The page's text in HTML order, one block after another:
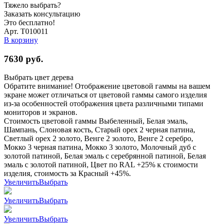
Тяжело выбрать?
Заказать консультацию
Это бесплатно!
Арт. Т010011
В корзину
7630 руб.
Выбрать цвет дерева
Обратите внимание! Отображение цветовой гаммы на вашем
экране может отличаться от цветовой гаммы самого изделия
из-за особенностей отображения цвета различными типами
мониторов и экранов.
Стоимость цветовой гаммы Выбеленный, Белая эмаль,
Шампань, Слоновая кость, Старый орех 2 черная патина,
Светлый орех 2 золото, Венге 2 золото, Венге 2 серебро,
Мокко 3 черная патина, Мокко 3 золото, Молочный дуб с
золотой патиной, Белая эмаль с серебрянной патиной, Белая
эмаль с золотой патиной, Цвет по RAL +25% к стоимости
изделия, стоимость за Красный +45%.
УвеличитьВыбрать
УвеличитьВыбрать
УвеличитьВыбрать